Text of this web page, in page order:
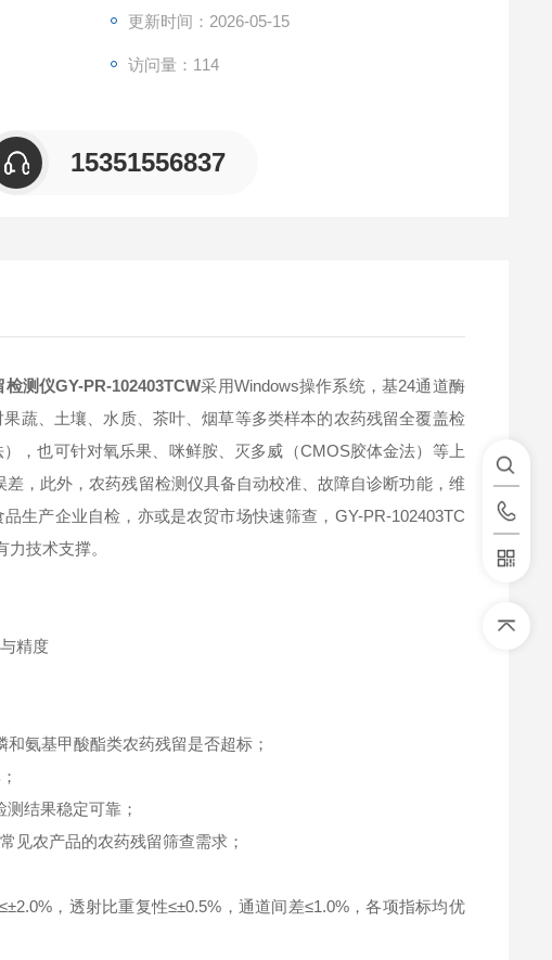
更新时间：2026-05-15
访问量：114
15351556837
测仪GY-PR-102403TCW采用Windows操作系统，基24通道酶
蔬、土壤、水质、茶叶、烟草等多类样本的农药残留全覆盖检
，也可针对氧乐果、咪鲜胺、灭多威（CMOS胶体金法）等上
，此外，农药残留检测仪具备自动校准、故障自诊断功能，维
生产企业自检，亦或是农贸市场快速筛查，GY-PR-102403TC
技术支撑。
精度
氨基甲酸酯类农药残留是否超标；
结果稳定可靠；
见农产品的农药残留筛查需求；
，透射比重复性≤±0.5%，通道间差≤1.0%，各项指标均优